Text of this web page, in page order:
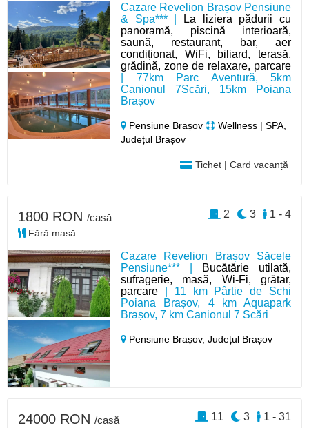
Cazare Revelion Brașov Pensiune
& Spa*** |
La liziera pădurii cu
panoramă, piscină interioară,
saună, restaurant, bar, aer
condiționat, WiFi, biliard, terasă,
grădină, zone de relaxare, parcare
| 77km Parc Aventură, 5km
Canionul 7Scări, 15km Poiana
Brașov
Pensiune Brașov
Wellness | SPA,
Județul Brașov
Tichet | Card vacanță
Cazare Revelion Brașov Săcele
Pensiune*** |
Bucătărie utilată,
sufragerie, masă, Wi-Fi, grătar,
parcare | 11 km Pârtie de Schi
Poiana Brașov, 4 km Aquapark
Brașov, 7 km Canionul 7 Scări
Pensiune Brașov,Județul Brașov
1800 RON /casă
Fără masă
1 - 4
3
2
24000 RON /casă 1 - 31
3
11